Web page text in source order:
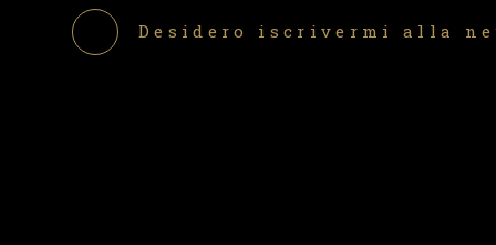
Desidero iscrivermi alla